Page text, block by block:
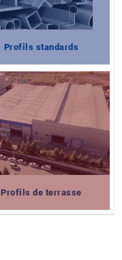
Profils standards
Profils de terrasse